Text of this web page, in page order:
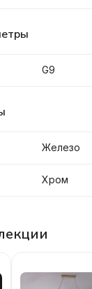
G9
Железо
Хром